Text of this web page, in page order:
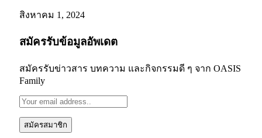
สิงหาคม 1, 2024
สมัครรับข้อมูลอัพเดต
สมัครรับข่าวสาร บทความ และกิจกรรมดี ๆ จาก OASIS
Family